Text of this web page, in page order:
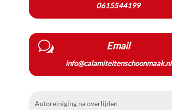
0615544199
w Email
info@calamiteitenschoonmaak.nl
Autoreiniging na overlijden